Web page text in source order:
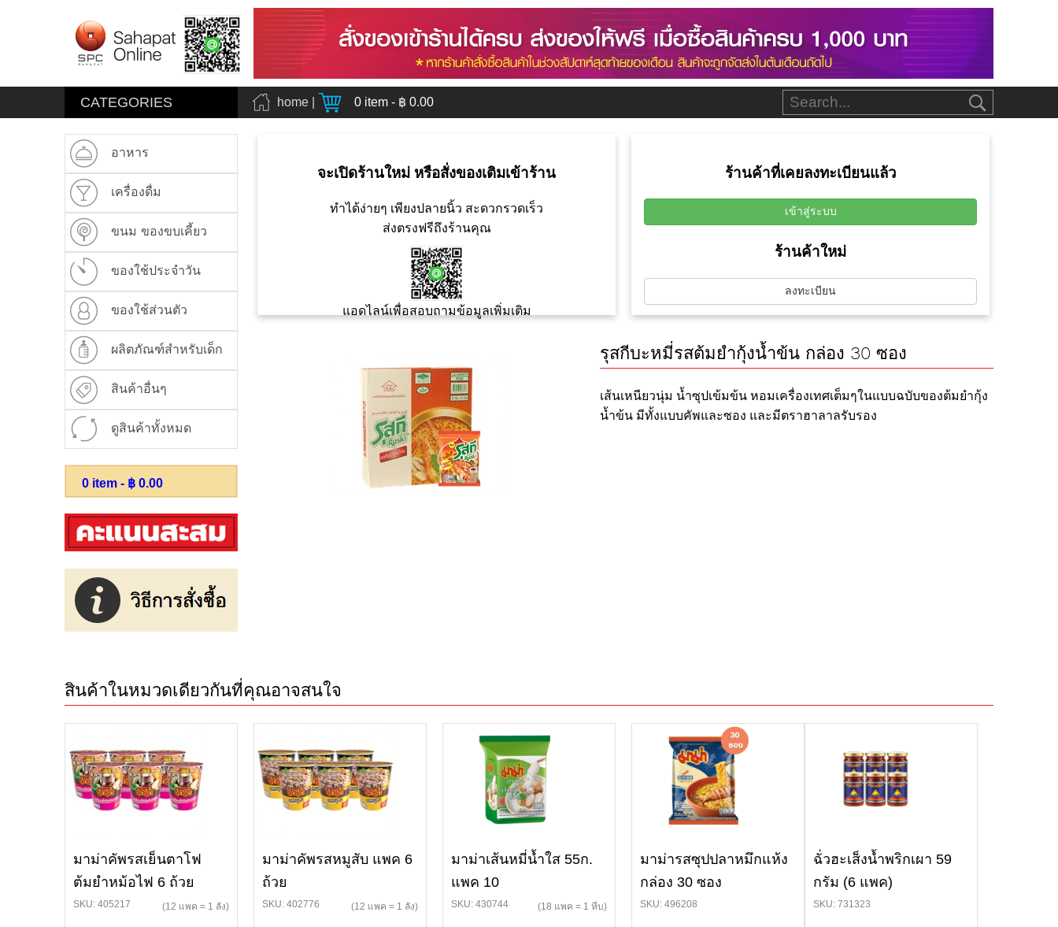
CATEGORIES home 0 item - ฿ 0.00
อาหาร
เครื่องดื่ม
ขนม ของขบเคี้ยว
ของใช้ประจำวัน
ของใช้ส่วนตัว
ผลิตภัณฑ์สำหรับเด็ก
สินค้าอื่นๆ
ดูสินค้าทั้งหมด
0 item - ฿ 0.00
จะเปิดร้านใหม่ หรือสั่งของเติมเข้าร้าน
ทำได้ง่ายๆ เพียงปลายนิ้ว สะดวกรวดเร็ว
ส่งตรงฟรีถึงร้านคุณ
แอดไลน์เพื่อสอบถามข้อมูลเพิ่มเติม
ร้านค้าที่เคยลงทะเบียนแล้ว
เข้าสู่ระบบ
ร้านค้าใหม่
ลงทะเบียน
รุสกีบะหมี่รสต้มยำกุ้งน้ำข้น กล่อง 30 ซอง
เส้นเหนียวนุ่ม น้ำซุปเข้มข้น หอมเครื่องเทศเต็มๆในแบบฉบับของต้มยำกุ้ง
น้ำข้น มีทั้งแบบคัพและซอง และมีตราฮาลาลรับรอง
สินค้าในหมวดเดียวกันที่คุณอาจสนใจ
มาม่าคัพรสเย็นตาโฟ
ต้มยำหม้อไฟ 6 ถ้วย
SKU: 405217 (12 แพค = 1 ลัง)
มาม่าคัพรสหมูสับ แพค 6
ถ้วย
SKU: 402776 (12 แพค = 1 ลัง)
มาม่าเส้นหมี่น้ำใส 55ก.
แพค 10
SKU: 430744 (18 แพค = 1 หีบ)
มาม่ารสซุปปลาหมึกแห้ง
กล่อง 30 ซอง
SKU: 496208
ฉั่วฮะเส็งน้ำพริกเผา 59
กรัม (6 แพค)
SKU: 731323